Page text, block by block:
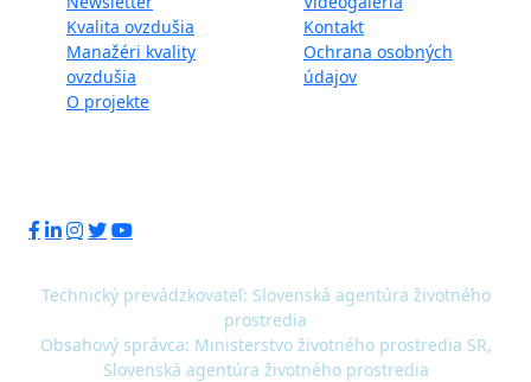
Kvalita ovzdušia
Manažéri kvality
ovzdušia
O projekte
Kontakt
Ochrana osobných
údajov
Technický prevádzkovateľ: Slovenská agentúra životného
prostredia
Obsahový správca: Ministerstvo životného prostredia SR,
Slovenská agentúra životného prostredia